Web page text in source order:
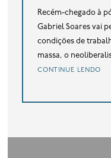
Recém-chegado à
Gabriel Soares vai
condições de
massa, o
continue lendo